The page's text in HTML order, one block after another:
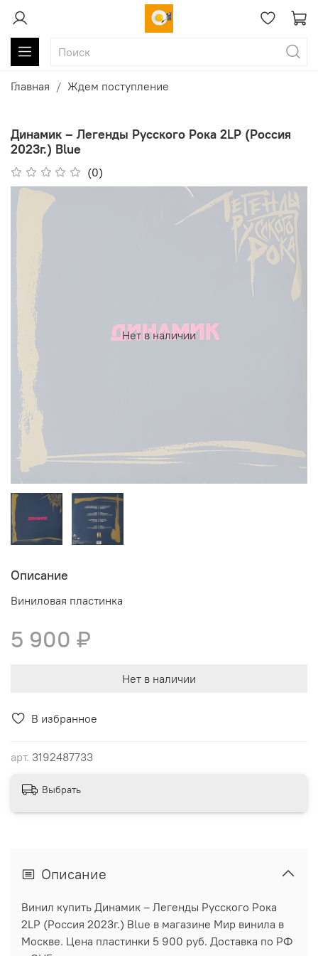
Главная Ждем поступление
Динамик ‎– Легенды Русского Рока 2LP (Россия
2023г.) Blue
(0)
В избранное
арт. 3192487733
Нет в наличии
Описание
Виниловая пластинка
5 900 ₽
Нет в наличии
Выбрать
Описание
Винил купить Динамик ‎– Легенды Русского Рока
2LP (Россия 2023г.) Blue в магазине Мир винила в
Москве. Цена пластинки 5 900 руб. Доставка по РФ